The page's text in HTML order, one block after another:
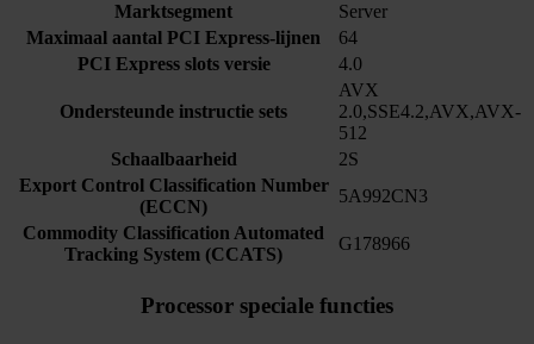
Marktsegment
Server
Maximaal aantal PCI Express-lijnen
64
PCI Express slots versie
4.0
Ondersteunde instructie sets
AVX
2.0,SSE4.2,AVX,AVX-
512
Schaalbaarheid
2S
Export Control Classification Number
(ECCN)
5A992CN3
Commodity Classification Automated
Tracking System (CCATS)
G178966
Processor speciale functies